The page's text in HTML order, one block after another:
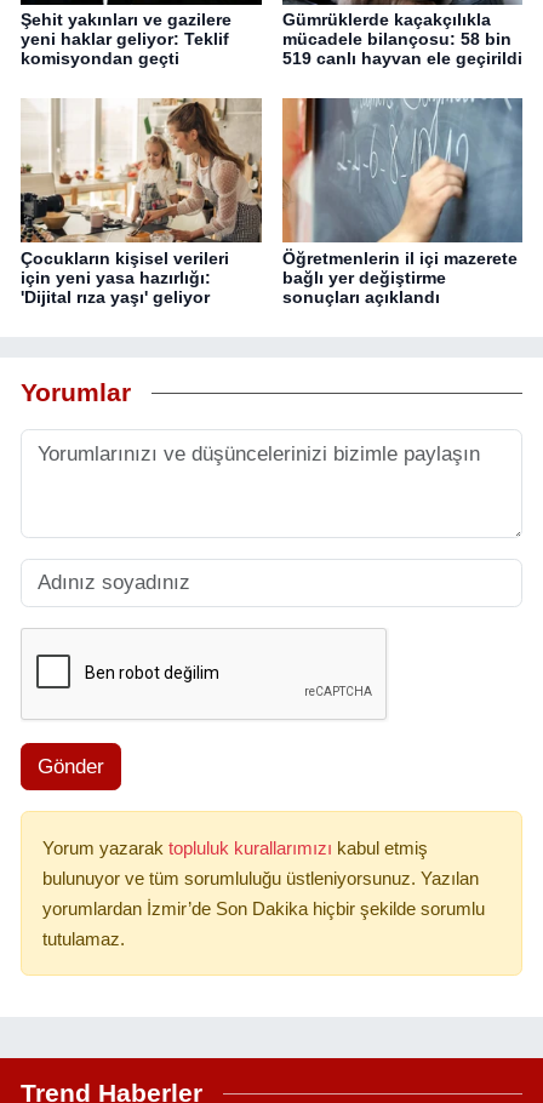
Şehit yakınları ve gazilere
yeni haklar geliyor: Teklif
komisyondan geçti
Gümrüklerde kaçakçılıkla
mücadele bilançosu: 58 bin
519 canlı hayvan ele geçirildi
Çocukların kişisel verileri
için yeni yasa hazırlığı:
'Dijital rıza yaşı' geliyor
Öğretmenlerin il içi mazerete
bağlı yer değiştirme
sonuçları açıklandı
Yorumlar
Gönder
Yorum yazarak topluluk kurallarımızı kabul etmiş
bulunuyor ve tüm sorumluluğu üstleniyorsunuz. Yazılan
yorumlardan İzmir’de Son Dakika hiçbir şekilde sorumlu
tutulamaz.
Trend Haberler